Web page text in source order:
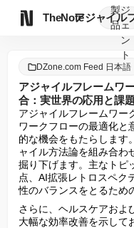
TheNote
製
品
ジ
ェ
ン
ト
DZone.com Feed 日本語
アジャイルフレームワ
合：実世界の応用と課
アジャイルフレームワー
ワークフローの最適化と
的な機会をもたらします
ャイル方法論を組み合わ
掘り下げます。主なトピ
点、AI拡張レトロスペク
性のバランスをとるため
さらに、ヘルスケアおよ
大幅な効率改善を示して